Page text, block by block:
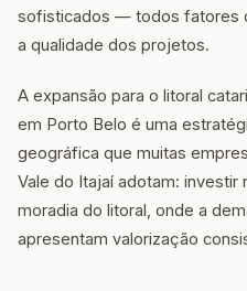
sofisticados — todos fatores
a qualidade dos projetos.
A expansão para o litoral
em Porto Belo é uma
geográfica que muitas
Vale do Itajaí adotam: investir
moradia do litoral, onde a
apresentam valorização